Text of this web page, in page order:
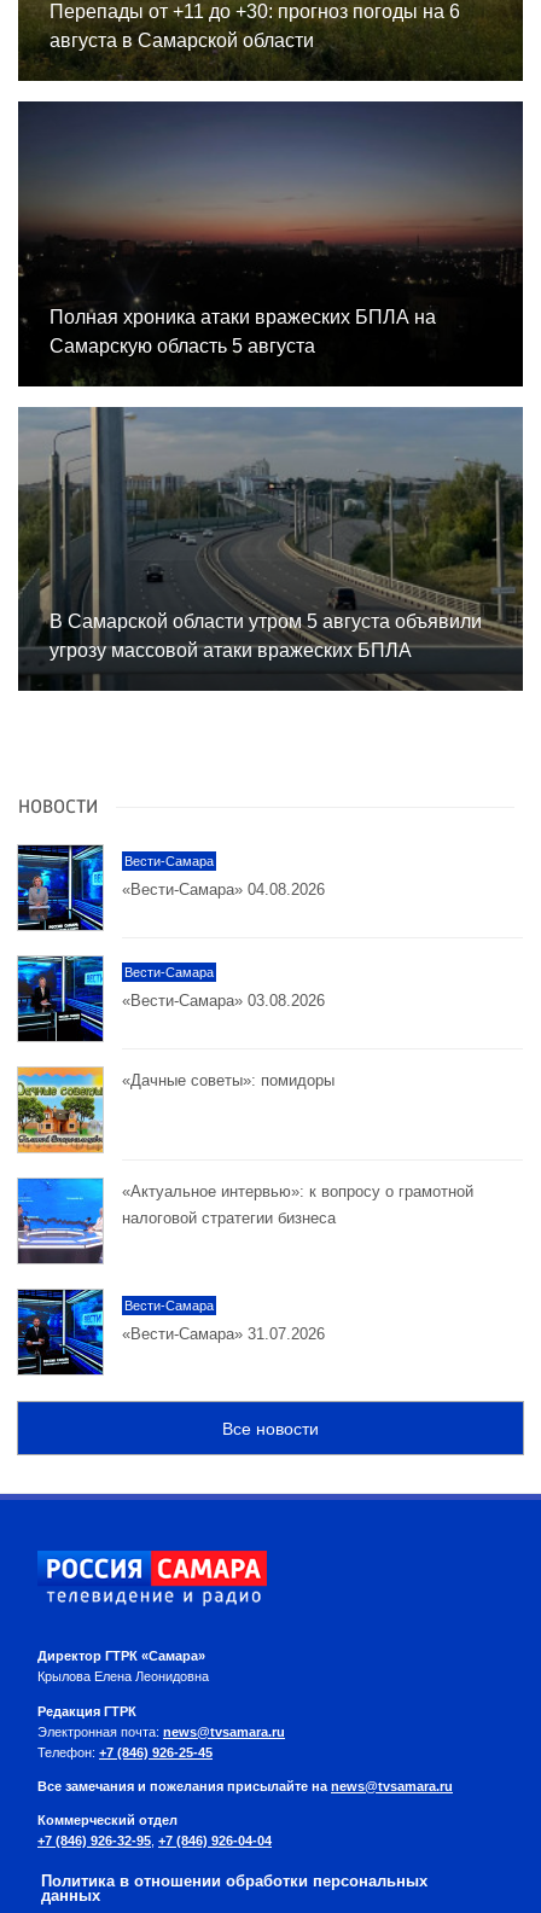
Перепады от +11 до +30: прогноз погоды на 6
августа в Самарской области
Полная хроника атаки вражеских БПЛА на
Самарскую область 5 августа
В Самарской области утром 5 августа объявили
угрозу массовой атаки вражеских БПЛА
НОВОСТИ
Вести-Самара
«Вести-Самара» 04.08.2026
Вести-Самара
«Вести-Самара» 03.08.2026
«Дачные советы»: помидоры
«Актуальное интервью»: к вопросу о грамотной
налоговой стратегии бизнеса
Вести-Самара
«Вести-Самара» 31.07.2026
Все новости
Директор ГТРК «Самара»
Крылова Елена Леонидовна
Редакция ГТРК
Электронная почта: news@tvsamara.ru
Телефон: +7 (846) 926-25-45
Все замечания и пожелания присылайте на news@tvsamara.ru
Коммерческий отдел
+7 (846) 926-32-95 +7 (846) 926-04-04
Политика в отношении обработки персональных
данных